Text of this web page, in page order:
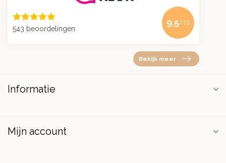
543 beoordelingen
9.5/10
Bekijk meer
Informatie
Mijn account